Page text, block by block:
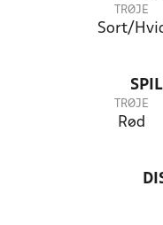
TRØJE
Sort/
TRØJE
Rød